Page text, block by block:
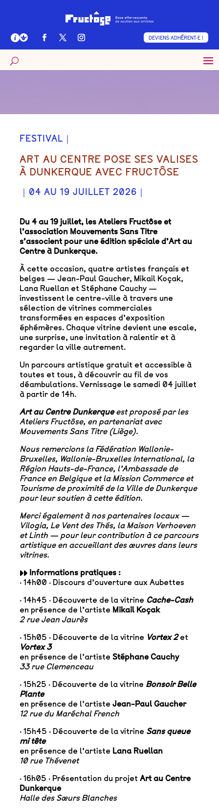
DEVIENS ADHÉRENT·E !
FESTIVAL｜
ART AU CENTRE POSE SES VALISES
À DUNKERQUE AVEC FRUCTÔSE
｜04 AU 19 JUILLET 2026｜
Du 4 au 19 juillet, les Ateliers Fructôse et
l’association Mouvements Sans Titre
s’associent pour une édition spéciale d’Art au
Centre à Dunkerque.
À cette occasion, quatre artistes français et
belges — Jean-Paul Gaucher, Mikail Koçak,
Lana Ruellan et Stéphane Cauchy —
investissent le centre-ville à travers une
sélection de vitrines commerciales
transformées en espaces d’exposition
éphémères. Chaque vitrine devient une escale,
une surprise, une invitation à ralentir et à
regarder la ville autrement.
Un parcours artistique gratuit et accessible à
toutes et tous, à découvrir au fil de vos
déambulations. Vernissage le samedi 04 juillet
à partir de 14h.
Art au CentreDunkerqueest proposé par les
Ateliers Fructôse, en partenariat avec
Mouvements Sans Titre (Liège).
Nous remercions la Fédération Wallonie-
Bruxelles, Wallonie-Bruxelles International, la
Région Hauts-de-France, l’Ambassade de
France en Belgique et la Mission Commerce et
Tourisme de proximité de la Ville de Dunkerque
pour leur soutien à cette édition.
Merci également à nos partenaires locaux —
Vilogia, Le Vent des Thés, la Maison Verhoeven
et Linth — pour leur contribution à ce parcours
artistique en accueillant des œuvres dans leurs
vitrines.
▸▸ Informations pratiques :
· 14h00 · Discours d’ouverture aux Aubettes
· 14h45 · Découverte de la vitrine Cache-Cash
en présence de l’artiste Mikail Koçak
2 rue Jean Jaurès
· 15h05 · Découverte de la vitrine Vortex 2et
Vortex 3
en présence de l’artiste Stéphane Cauchy
33 rue Clemenceau
· 15h25 · Découverte de la vitrine Bonsoir Belle
Plante
en présence de l’artiste Jean-Paul Gaucher
12 rue du Maréchal French
· 15h45 · Découverte de la vitrine Sans queue
mi tête
en présence de l’artiste Lana Ruellan
10 rue Thévenet
· 16h05 · Présentation du projet Art au Centre
Dunkerque
Halle des Sœurs Blanches